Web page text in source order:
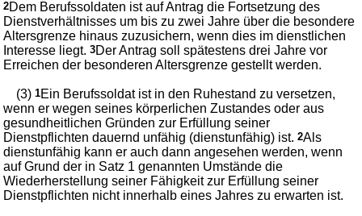
2Dem Berufssoldaten ist auf Antrag die Fortsetzung des
Dienstverhältnisses um bis zu zwei Jahre über die besondere
Altersgrenze hinaus zuzusichern, wenn dies im dienstlichen
Interesse liegt.3Der Antrag soll spätestens drei Jahre vor
Erreichen der besonderen Altersgrenze gestellt werden.
(3)1Ein Berufssoldat ist in den Ruhestand zu versetzen,
wenn er wegen seines körperlichen Zustandes oder aus
gesundheitlichen Gründen zur Erfüllung seiner
Dienstpflichten dauernd unfähig (dienstunfähig) ist.2Als
dienstunfähig kann er auch dann angesehen werden, wenn
auf Grund der in Satz 1 genannten Umstände die
Wiederherstellung seiner Fähigkeit zur Erfüllung seiner
Dienstpflichten nicht innerhalb eines Jahres zu erwarten ist.